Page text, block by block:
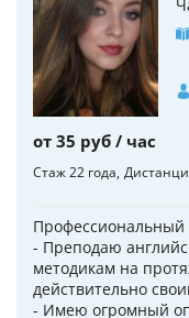
от 35 руб / час
Стаж 22 года
Профессиональный
- Преподаю
методикам на
действительно
- Имею огромный